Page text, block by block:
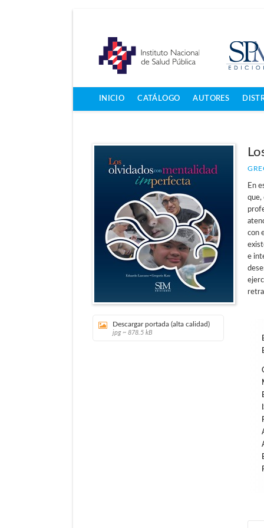
INICIO CATÁLOGO AUTORES
Descargar portada (alta calidad)
jpg ~ 878.5 kB
En
que,
con
e